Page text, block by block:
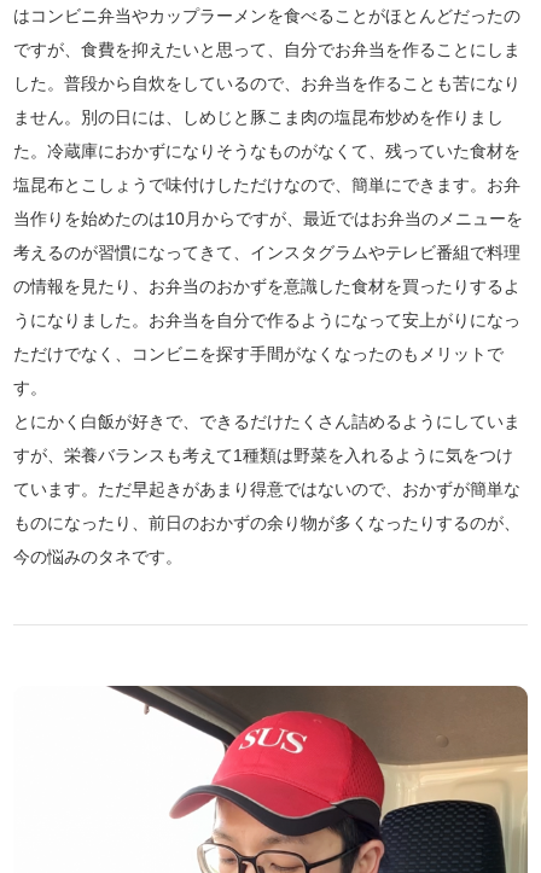
はコンビニ弁当やカップラーメンを食べることがほとんどだったの
ですが、食費を抑えたいと思って、自分でお弁当を作ることにしま
した。普段から自炊をしているので、お弁当を作ることも苦になり
ません。別の日には、しめじと豚こま肉の塩昆布炒めを作りまし
た。冷蔵庫におかずになりそうなものがなくて、残っていた食材を
塩昆布とこしょうで味付けしただけなので、簡単にできます。お弁
当作りを始めたのは10月からですが、最近ではお弁当のメニューを
考えるのが習慣になってきて、インスタグラムやテレビ番組で料理
の情報を見たり、お弁当のおかずを意識した食材を買ったりするよ
うになりました。お弁当を自分で作るようになって安上がりになっ
ただけでなく、コンビニを探す手間がなくなったのもメリットで
す。
とにかく白飯が好きで、できるだけたくさん詰めるようにしていま
すが、栄養バランスも考えて1種類は野菜を入れるように気をつけ
ています。ただ早起きがあまり得意ではないので、おかずが簡単な
ものになったり、前日のおかずの余り物が多くなったりするのが、
今の悩みのタネです。